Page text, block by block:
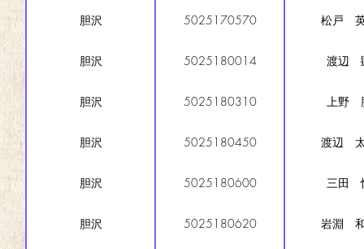
胆沢 5025170570 松戸
胆沢 5025180014 渡辺
胆沢 5025180310 上野
胆沢 5025180450 渡辺
胆沢 5025180600 三田
胆沢 5025180620 岩淵